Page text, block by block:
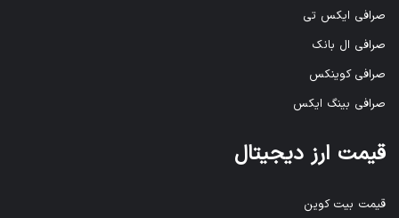
صرافی ایکس تی
صرافی ال بانک
صرافی کوینکس
صرافی بینگ ایکس
قیمت ارز دیجیتال
قیمت بیت کوین